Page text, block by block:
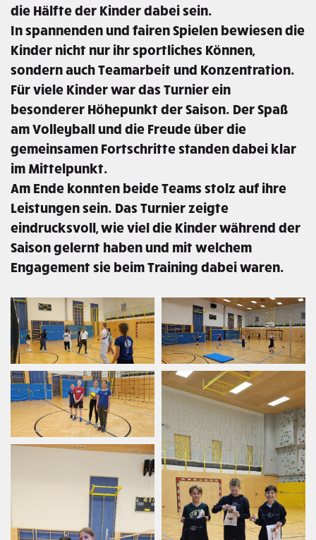
die Hälfte der Kinder dabei sein.
In spannenden und fairen Spielen bewiesen die
Kinder nicht nur ihr sportliches Können,
sondern auch Teamarbeit und Konzentration.
Für viele Kinder war das Turnier ein
besonderer Höhepunkt der Saison. Der Spaß
am Volleyball und die Freude über die
gemeinsamen Fortschritte standen dabei klar
im Mittelpunkt.
Am Ende konnten beide Teams stolz auf ihre
Leistungen sein. Das Turnier zeigte
eindrucksvoll, wie viel die Kinder während der
Saison gelernt haben und mit welchem
Engagement sie beim Training dabei waren.